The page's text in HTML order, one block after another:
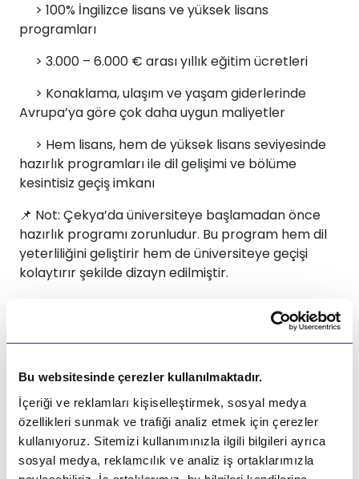
Bu websitesinde çerezler kullanılmaktadır.
İçeriği ve reklamları kişiselleştirmek, sosyal medya
özellikleri sunmak ve trafiği analiz etmek için çerezler
kullanıyoruz. Sitemizi kullanımınızla ilgili bilgileri ayrıca
sosyal medya, reklamcılık ve analiz iş ortaklarımızla
Hollanda
İngiltere
İrlanda
Polonya
Macaristan
Çekya
İspanya
Almanya
Finlandiya
Çin
> 100% İngilizce lisans ve yüksek lisans
programları
> 3.000 – 6.000 € arası yıllık eğitim ücretleri
> Konaklama, ulaşım ve yaşam giderlerinde
Avrupa’ya göre çok daha uygun maliyetler
> Hem lisans, hem deyüksek lisans seviyesinde
hazırlık programlarıile dil gelişimi ve bölüme
kesintisiz geçiş imkanı
📌 Not: Çekya’da üniversiteye başlamadan önce
hazırlık programı zorunludur. Bu program hem dil
yeterliliğini geliştirir hem de üniversiteye geçişi
kolaytırır şekilde dizayn edilmiştir.
🇨🇿 Çekya’da Eğitim Alabileceğin Okullar
>Charles University